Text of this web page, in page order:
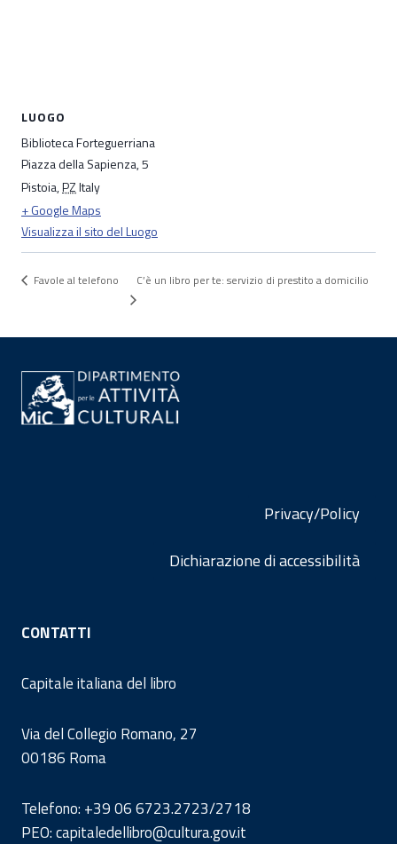
LUOGO
Biblioteca Forteguerriana
Piazza della Sapienza, 5
Pistoia,PZItaly
+ Google Maps
Visualizza il sito del Luogo
Favole al telefono C’è un libro per te: servizio di prestito a domicilio
Privacy/Policy
Dichiarazione di accessibilità
CONTATTI
Capitale italiana del libro
Via del Collegio Romano, 27
00186 Roma
Telefono: +39 06 6723.2723/2718
PEO: capitaledellibro@cultura.gov.it